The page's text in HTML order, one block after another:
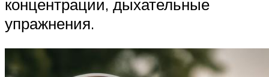
концентрации, дыхательные
упражнения.